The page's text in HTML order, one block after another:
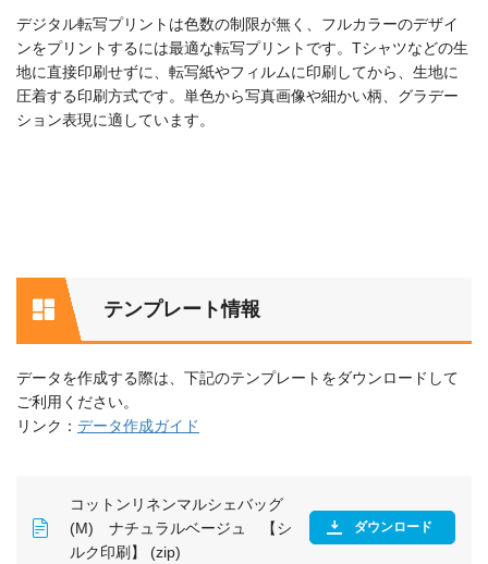
デジタル転写プリントは色数の制限が無く、フルカラーのデザイ
ンをプリントするには最適な転写プリントです。Tシャツなどの生
地に直接印刷せずに、転写紙やフィルムに印刷してから、生地に
圧着する印刷方式です。単色から写真画像や細かい柄、グラデー
ション表現に適しています。
テンプレート情報
データを作成する際は、下記のテンプレートをダウンロードして
ご利用ください。
リンク： データ作成ガイド
コットンリネンマルシェバッグ
(M) ナチュラルベージュ 【シ
ルク印刷】 (zip)
ダウンロード